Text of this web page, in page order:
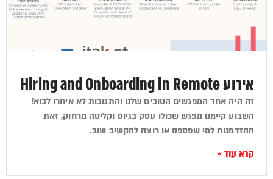
אירוע Hiring and Onboarding in Remote
זה היה אחד המפגשים הטובים שלנו והתגובות לא איחרו לבוא!
השבוע קיימנו מפגש שכולו עסק בגיוס וקליטה מרחוק, זאת
ההזדמנות למי שפספס או רוצה להקשיב שוב.
קרא עוד »